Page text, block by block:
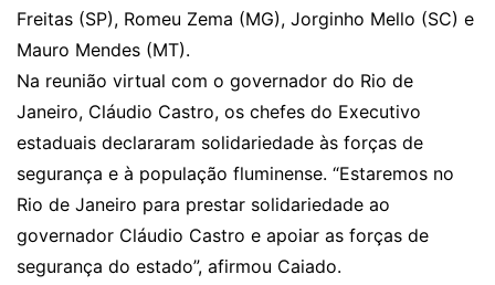
Freitas (SP), Romeu Zema (MG), Jorginho Mello (SC) e
Mauro Mendes (MT).
Na reunião virtual com o governador do Rio de
Janeiro, Cláudio Castro, os chefes do Executivo
estaduais declararam solidariedade às forças de
segurança e à população fluminense. “Estaremos no
Rio de Janeiro para prestar solidariedade ao
governador Cláudio Castro e apoiar as forças de
segurança do estado”, afirmou Caiado.